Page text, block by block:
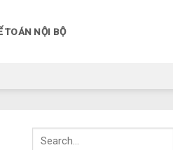
TOÁN NỘI BỘ